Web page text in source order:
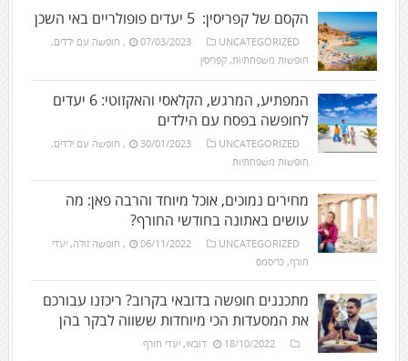
הקסם של קפריסין: 5 יעדים פופולריים באי השכן
07/03/2023 UNCATEGORIZED
, חופשה עם ילדים,
חופשות משפחתיות, קפריסין
המפתיע, המרגש, הקלאסי והאקזוטי: 6 יעדים
לחופשה בפסח עם הילדים
30/01/2023 UNCATEGORIZED
, חופשה עם ילדים,
חופשות משפחתיות
מחירים נמוכים, אוכל מיוחד והרבה פאן: מה
עושים באתונה בחודשי החורף?
06/11/2022 UNCATEGORIZED
, חופשה זולה, יעדי
חורף, כריסמס
מתכננים חופשה בדובאי בקרוב? ריכזנו עבורכם
את המסעדות הכי מיוחדות ששווה לבקר בהן
18/10/2022 דובאי, יעדי חורף